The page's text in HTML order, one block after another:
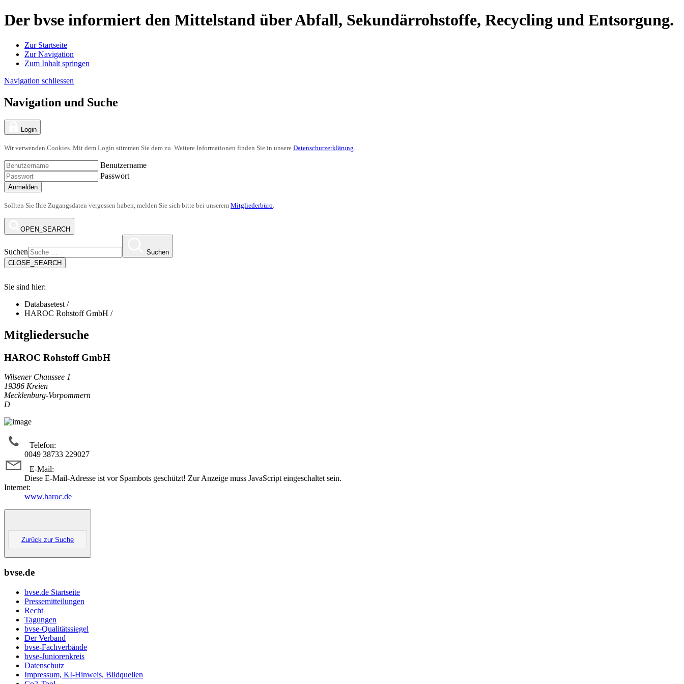
Der bvse informiert den Mittelstand über Abfall, Sekundärrohstoffe, Recycling und Entsorgung.
Zur Startseite
Zur Navigation
Zum Inhalt springen
Navigation schliessen
Navigation und Suche
Login
Wir verwenden Cookies. Mit dem Login stimmen Sie dem zu. Weitere Informationen finden Sie in unsere Datenschutzerklärung
Benutzername
Passwort
Anmelden
Sollten Sie Ihre Zugangsdaten vergessen haben, melden Sie sich bitte bei unserem Mitgliederbüro
OPEN_SEARCH
Suchen
Suchen
CLOSE_SEARCH
Sie sind hier:
Databasetest /
HAROC Rohstoff GmbH /
Mitgliedersuche
HAROC Rohstoff GmbH
Wilsener Chaussee 1
19386 Kreien
Mecklenburg-Vorpommern
D
Telefon:
0049 38733 229027
E-Mail:
Diese E-Mail-Adresse ist vor Spambots geschützt! Zur Anzeige muss JavaScript eingeschaltet sein.
Internet:
www.haroc.de
Zurück zur Suche
bvse.de
bvse.de Startseite
Pressemitteilungen
Recht
Tagungen
bvse-Qualitätssiegel
Der Verband
bvse-Fachverbände
bvse-Juniorenkreis
Datenschutz
Impressum, KI-Hinweis, Bildquellen